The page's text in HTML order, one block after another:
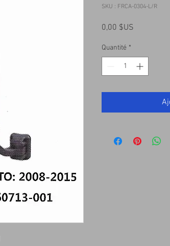
SKU : FRCA-0304-L/R
0,00 $US
Quantité *